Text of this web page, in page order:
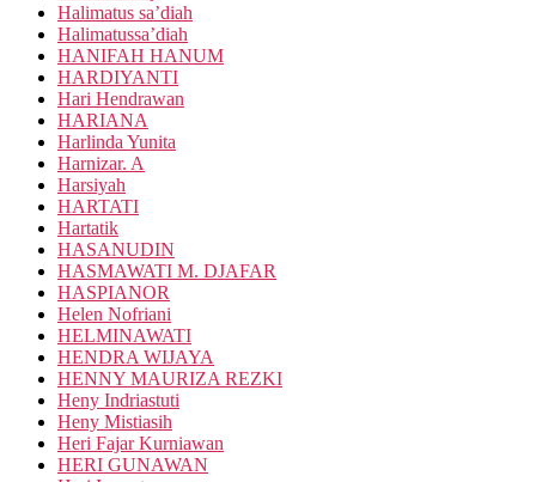
Halimatus sa’diah
Halimatussa’diah
HANIFAH HANUM
HARDIYANTI
Hari Hendrawan
HARIANA
Harlinda Yunita
Harnizar. A
Harsiyah
HARTATI
Hartatik
HASANUDIN
HASMAWATI M. DJAFAR
HASPIANOR
Helen Nofriani
HELMINAWATI
HENDRA WIJAYA
HENNY MAURIZA REZKI
Heny Indriastuti
Heny Mistiasih
Heri Fajar Kurniawan
HERI GUNAWAN